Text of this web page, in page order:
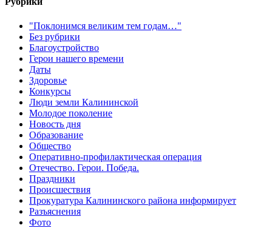
"Поклонимся великим тем годам…"
Без рубрики
Благоустройство
Герои нашего времени
Даты
Здоровье
Конкурсы
Люди земли Калининской
Молодое поколение
Новость дня
Образование
Общество
Оперативно-профилактическая операция
Отечество. Герои. Победа.
Праздники
Происшествия
Прокуратура Калининского района информирует
Разъяснения
Фото